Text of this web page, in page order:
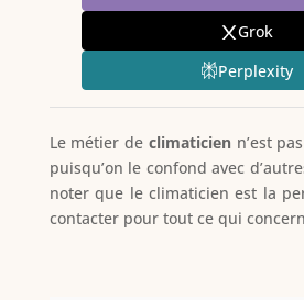
Grok
Perplexity
Le métier de climaticienn’est
puisqu’on le confond avec
noter que le climaticien est la
contacter pour tout ce qui